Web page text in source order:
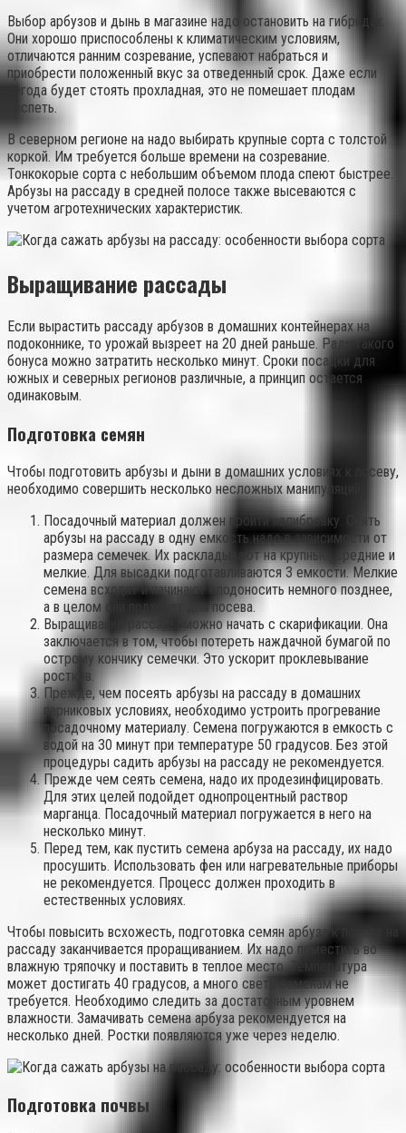
Выбор арбузов и дынь в магазине надо остановить на гибридах.
Они хорошо приспособлены к климатическим условиям,
отличаются ранним созревание, успевают набраться и
приобрести положенный вкус за отведенный срок. Даже если
погода будет стоять прохладная, это не помешает плодам
поспеть.
В северном регионе на надо выбирать крупные сорта с толстой
коркой. Им требуется больше времени на созревание.
Тонкокорые сорта с небольшим объемом плода спеют быстрее.
Арбузы на рассаду в средней полосе также высеваются с
учетом агротехнических характеристик.
Выращивание рассады
Если вырастить рассаду арбузов в домашних контейнерах на
подоконнике, то урожай вызреет на 20 дней раньше. Ради такого
бонуса можно затратить несколько минут. Сроки посадки для
южных и северных регионов различные, а принцип остается
одинаковым.
Подготовка семян
Чтобы подготовить арбузы и дыни в домашних условиях к посеву,
необходимо совершить несколько несложных манипуляций.
Посадочный материал должен пройти калибровку. Сеять
арбузы на рассаду в одну емкость надо в зависимости от
размера семечек. Их раскладывают на крупные, средние и
мелкие. Для высадки подготавливаются 3 емкости. Мелкие
семена всходят и начинают плодоносить немного позднее,
а в целом они подходят для посева.
Выращивание рассады можно начать с скарификации. Она
заключается в том, чтобы потереть наждачной бумагой по
острому кончику семечки. Это ускорит проклевывание
ростков.
Прежде, чем посеять арбузы на рассаду в домашних
парниковых условиях, необходимо устроить прогревание
посадочному материалу. Семена погружаются в емкость с
водой на 30 минут при температуре 50 градусов. Без этой
процедуры садить арбузы на рассаду не рекомендуется.
Прежде чем сеять семена, надо их продезинфицировать.
Для этих целей подойдет однопроцентный раствор
марганца. Посадочный материал погружается в него на
несколько минут.
Перед тем, как пустить семена арбуза на рассаду, их надо
просушить. Использовать фен или нагревательные приборы
не рекомендуется. Процесс должен проходить в
естественных условиях.
Чтобы повысить всхожесть, подготовка семян арбуза к посеву на
рассаду заканчивается проращиванием. Их надо поместить во
влажную тряпочку и поставить в теплое место. Температура
может достигать 40 градусов, а много света семенам не
требуется. Необходимо следить за достаточным уровнем
влажности. Замачивать семена арбуза рекомендуется на
несколько дней. Ростки появляются уже через неделю.
Подготовка почвы